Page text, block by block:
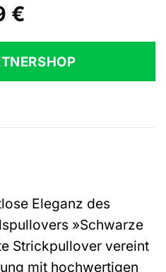
€
€
ist:
86,99 €.
Eleganz des
»Schwarze
Strickpullover vereint
mit hochwertigen